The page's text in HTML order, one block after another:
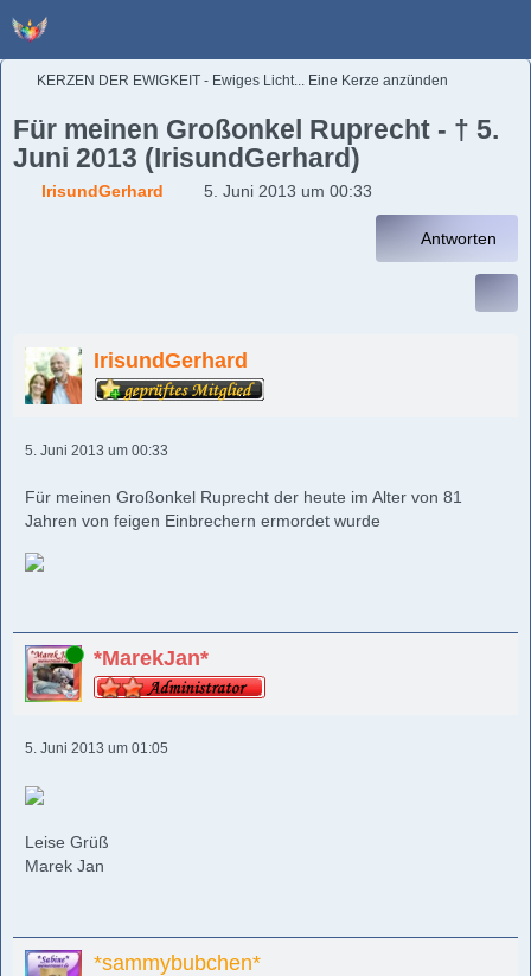
KERZEN DER EWIGKEIT - Ewiges Licht... Eine Kerze anzünden
Für meinen Großonkel Ruprecht - † 5.
Juni 2013 (IrisundGerhard)
IrisundGerhard 5. Juni 2013 um 00:33
Antworten
IrisundGerhard
5. Juni 2013 um 00:33
Für meinen Großonkel Ruprecht der heute im Alter von 81
Jahren von feigen Einbrechern ermordet wurde
Online *MarekJan*
5. Juni 2013 um 01:05
Leise Grüß
Marek Jan
*sammybubchen*